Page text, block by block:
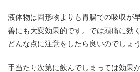
液体物は固形物よりも胃腸での吸収が
善にも大変効果的です。では頭痛に効
どんな点に注意をしたら良いのでしょう
手当たり次第に飲んでしまっては効果